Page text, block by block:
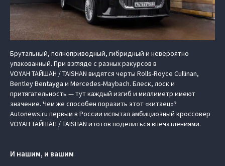
Брутальный, полноприводный, гибридный и невероятно
упакованный. При взгляде с разных ракурсов в
VOYAH ТАЙШАН / TAISHAN видятся черты Rolls-Royce Cullinan,
Bentley Bentayga и Mercedes-Maybach. Блеск, лоск и
притягательность — тут каждый изгиб и миллиметр имеют
значение. Чем же способен поразить этот «китаец»?
Autonews.ru первым в России испытал амбициозный кроссовер
VOYAH ТАЙШАН / TAISHAN и готов поделиться впечатлениями.
И нашим, и вашим